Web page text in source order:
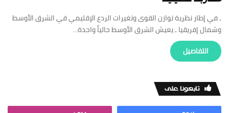
ـ في إطار نظرية توازن القوى وتغيرات الردع الإقليمي في الشرق الأوسط
وشمال إفريقيا ـ يعيش الشرق الأوسط حالياً واحدة…
‏التفاصيل
‏تابعونا على